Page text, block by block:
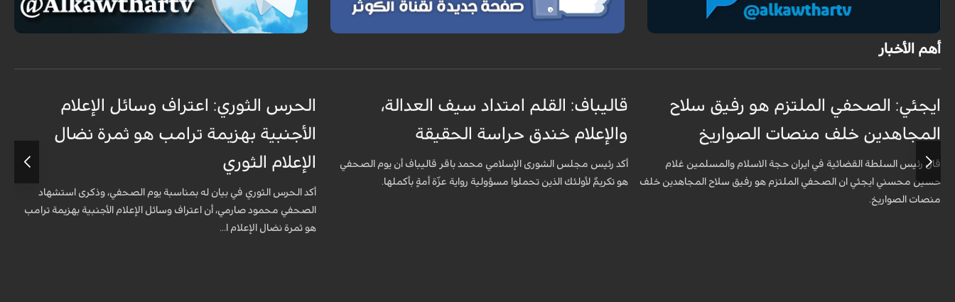
أهم الأخبار
ايجئي: الصحفي الملتزم هو رفيق سلاح
المجاهدين خلف منصات الصواريخ
قال رئيس السلطة القضائية في ايران حجة الاسلام والمسلمين غلام
حسين محسني ايجئي ان الصحفي الملتزم هو رفيق سلاح المجاهدين خلف
منصات الصواريخ.
قاليباف: القلم امتداد سيف العدالة،
والإعلام خندق حراسة الحقيقة
أكد رئيس مجلس الشورى الإسلامي محمد باقر قاليباف أن يوم الصحفي
هو تكريمٌ لأولئك الذين تحملوا مسؤولية رواية عزّة أمةٍ بأكملها.
الحرس الثوري: اعتراف وسائل الإعلام
الأجنبية بهزيمة ترامب هو ثمرة نضال
الإعلام الثوري
أكد الحرس الثوري في بيان له بمناسبة يوم الصحفي، وذكرى استشهاد
الصحفي محمود صارمي، أن اعتراف وسائل الإعلام الأجنبية بهزيمة ترامب
هو ثمرة نضال الإعلام ا...